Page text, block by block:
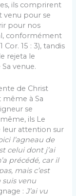
ils comprirent
venu pour se
pour nos
conformément
Cor. 15 : 3), tandis
rejeta le
venue.
de Christ
même à Sa
se
ils Le
leur attention sur
l’agneau de
celui dont j’ai
précédé, car il
mais c’est
suis venu
:J’ai vu